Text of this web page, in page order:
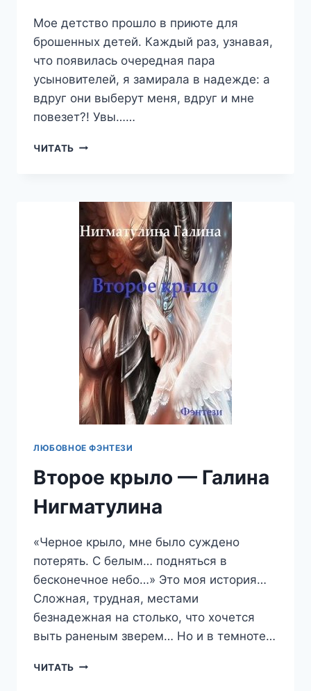
Мое детство прошло в приюте для
брошенных детей. Каждый раз, узнавая,
что появилась очередная пара
усыновителей, я замирала в надежде: а
вдруг они выберут меня, вдруг и мне
повезет?! Увы……
ЧИТАТЬ ПРОКЛЯТЫЙ
ГАЛИНА
НИГМАТУЛИНА
ЛЮБОВНОЕ ФЭНТЕЗИ
Второе крыло — Галина
Нигматулина
«Черное крыло, мне было суждено
потерять. С белым… подняться в
бесконечное небо…» Это моя история…
Сложная, трудная, местами
безнадежная на столько, что хочется
выть раненым зверем… Но и в темноте…
ЧИТАТЬ ВТОРОЕ